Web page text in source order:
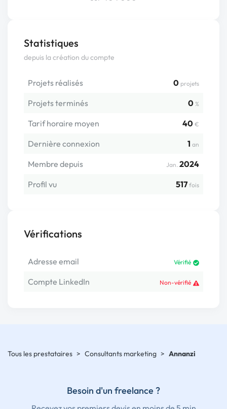
Statistiques
depuis la création du compte
Projets réalisés 0 projets
Projets terminés 0 %
Tarif horaire moyen 40 €
Dernière connexion 1 an
Membre depuis Jan. 2024
Profil vu
517 fois
Vérifications
Adresse email Vérifié
Compte LinkedIn Non-vérifié
Tous les prestataires > Consultants marketing > Annanzi
Besoin d'un freelance ?